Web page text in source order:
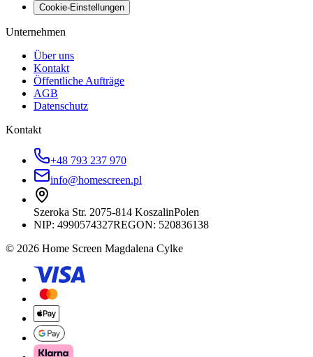
Cookie-Einstellungen
Unternehmen
Über uns
Kontakt
Öffentliche Aufträge
AGB
Datenschutz
Kontakt
+48 793 237 970
info@homescreen.pl
Szeroka Str. 2075-814 KoszalinPolen
NIP: 4990574327REGON: 520836138
© 2026 Home Screen Magdalena Cylke